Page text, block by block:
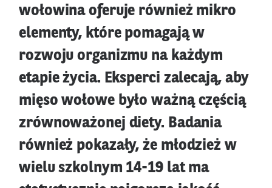
wołowina oferuje również mikro
elementy, które pomagają w
rozwoju organizmu na każdym
etapie życia. Eksperci zalecają, aby
mięso wołowe było ważną częścią
zrównoważonej diety. Badania
również pokazały, że młodzież w
wielu szkolnym 14-19 lat ma